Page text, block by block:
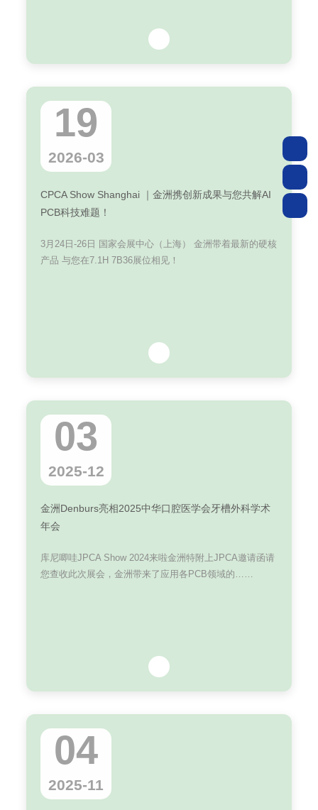
19
2026-03
CPCA Show Shanghai ｜金洲携创新成果与您共解AI
PCB科技难题！
3月24日-26日 国家会展中心（上海） 金洲带着最新的硬核
产品 与您在7.1H 7B36展位相见！
03
2025-12
金洲Denburs亮相2025中华口腔医学会牙槽外科学术
年会
库尼唧哇JPCA Show 2024来啦金洲特附上JPCA邀请函请
您查收此次展会，金洲带来了应用各PCB领域的……
04
2025-11